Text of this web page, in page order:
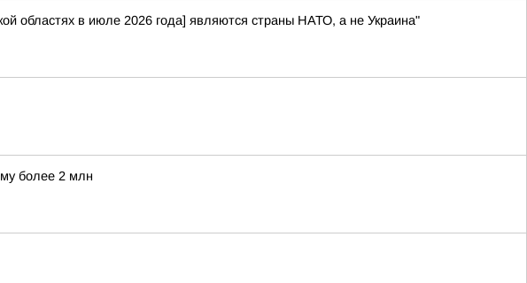
областях в июле 2026 года] являются страны НАТО, а не Украина"
более 2 млн